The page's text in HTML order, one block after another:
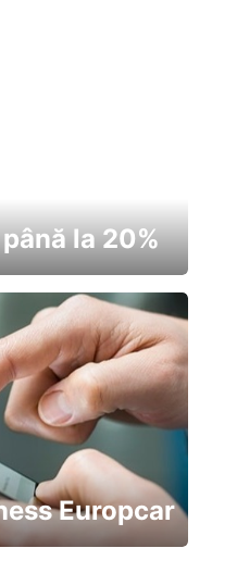
la 20%
Europcar